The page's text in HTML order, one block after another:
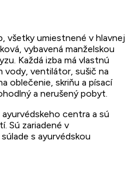
všetky umiestnené v hlavnej
vybavená manželskou
Každá izba má vlastnú
vody, ventilátor, sušič na
oblečenie, skriňu a písací
a nerušený pobyt.
centra a sú
Sú zariadené v
s ayurvédskou